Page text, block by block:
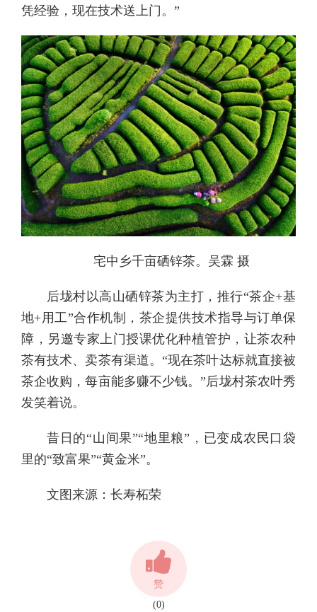
凭经验，现在技术送上门。”
宅中乡千亩硒锌茶。吴霖 摄
后垅村以高山硒锌茶为主打，推行“茶企+基
地+用工”合作机制，茶企提供技术指导与订单保
障，另邀专家上门授课优化种植管护，让茶农种
茶有技术、卖茶有渠道。“现在茶叶达标就直接被
茶企收购，每亩能多赚不少钱。”后垅村茶农叶秀
发笑着说。
昔日的“山间果”“地里粮”，已变成农民口袋
里的“致富果”“黄金米”。
文图来源：长寿柘荣
赞
(0)